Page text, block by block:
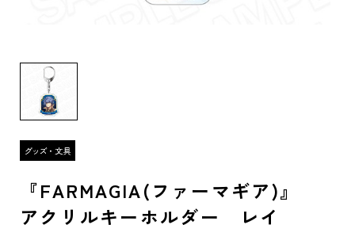
『FARMAGIA(ファーマギア)』
アクリルキーホルダー レイ